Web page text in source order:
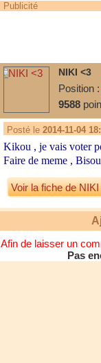
Publicité
NIKI <3
Position :
9588
Posté le 2014-11-04
Kikou , je vais voter
Faire de meme ,
Voir la fiche de
Afin de laisser un
Pas